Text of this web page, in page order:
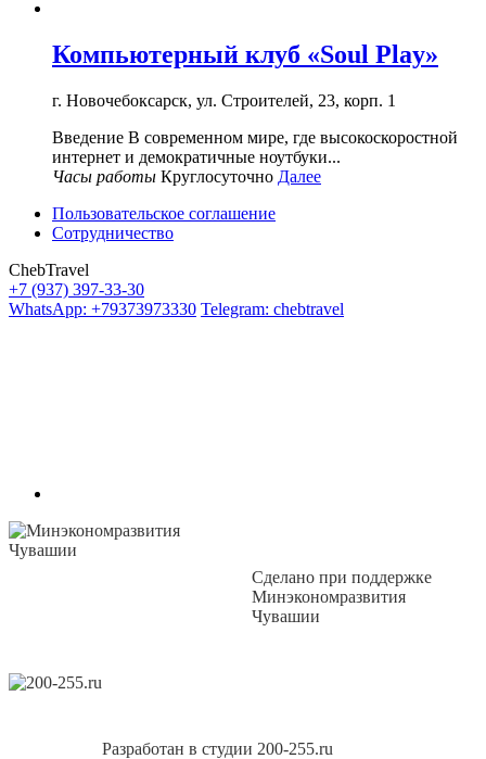
Компьютерный клуб «Soul Play»
г. Новочебоксарск, ул. Строителей, 23, корп. 1
Введение В современном мире, где высокоскоростной
интернет и демократичные ноутбуки...
Часы работы Круглосуточно Далее
Пользовательское соглашение
Сотрудничество
ChebTravel
+7 (937) 397-33-30
WhatsApp: +79373973330 Telegram: chebtravel
Сделано при поддержке
Минэкономразвития
Чувашии
Разработан в студии 200-255.ru